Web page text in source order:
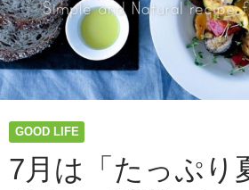
GOOD LIFE
7月は「たっぷり